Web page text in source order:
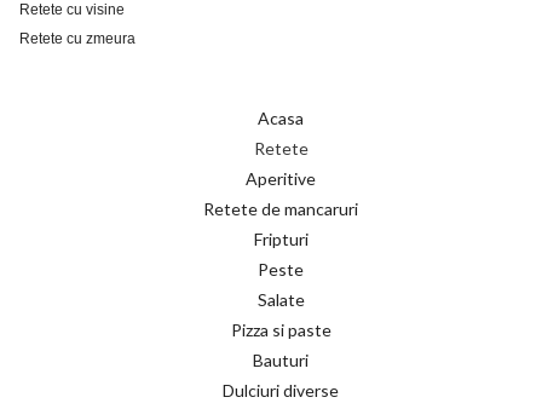
Retete cu visine
Retete cu zmeura
Acasa
Retete
Aperitive
Retete de mancaruri
Fripturi
Peste
Salate
Pizza si paste
Bauturi
Dulciuri diverse